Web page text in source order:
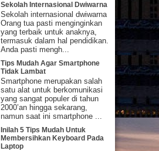
Sekolah Internasional Dwiwarna
Sekolah internasional dwiwarna
Orang tua pasti menginginkan
yang terbaik untuk anaknya,
termasuk dalam hal pendidikan.
Anda pasti mengh...
Tips Mudah Agar Smartphone
Tidak Lambat
Smartphone merupakan salah
satu alat untuk berkomunikasi
yang sangat populer di tahun
2000’an hingga sekarang,
namun saat ini smartphone ...
Inilah 5 Tips Mudah Untuk
Membersihkan Keyboard Pada
Laptop